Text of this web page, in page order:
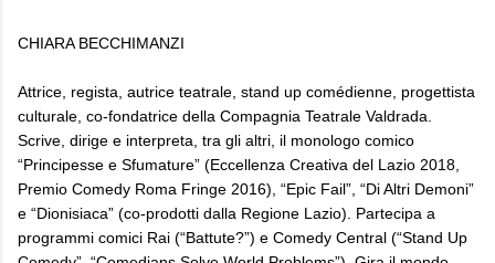
CHIARA BECCHIMANZI
Attrice, regista, autrice teatrale, stand up comédienne, progettista
culturale, co-fondatrice della Compagnia Teatrale Valdrada.
Scrive, dirige e interpreta, tra gli altri, il monologo comico
“Principesse e Sfumature” (Eccellenza Creativa del Lazio 2018,
Premio Comedy Roma Fringe 2016), “Epic Fail”, “Di Altri Demoni”
e “Dionisiaca” (co-prodotti dalla Regione Lazio). Partecipa a
programmi comici Rai (“Battute?”) e Comedy Central (“Stand Up